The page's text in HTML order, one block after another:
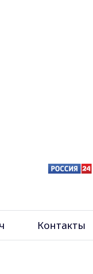
Контакты